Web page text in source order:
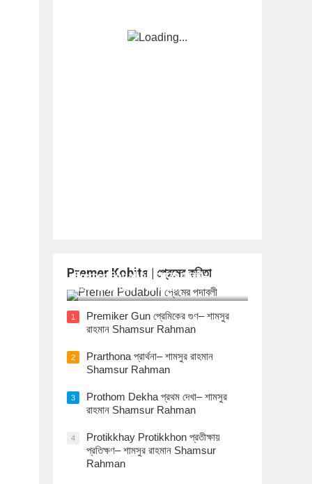
Premer Kobita | প্রেমের কবিতা
Premer Podaboli প্রেমের পদাবলী– শামসুর
রাহমান Shamsur Rahman
1
Premiker Gun প্রেমিকের গুণ– শামসুর
রাহমান Shamsur Rahman
2
Prarthona প্রার্থনা– শামসুর রাহমান
Shamsur Rahman
3
Prothom Dekha প্রথম দেখা– শামসুর
রাহমান Shamsur Rahman
4
Protikkhay Protikkhon প্রতীক্ষায়
প্রতিক্ষণ– শামসুর রাহমান Shamsur
Rahman